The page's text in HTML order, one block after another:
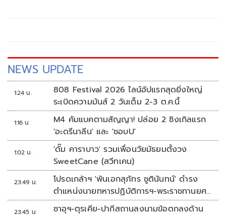
NEWS UPDATE
1:24 น.
808 Festival 2026 ไลน์อัปแรกสุดยิ่งใหญ่
ระเบิดความมันส์ 2 วันเต็ม 2-3 ต.ค.นี้
1:16 น.
M4 คัมแบคตามสัญญา! ปล่อย 2 ซิงเกิลแรก
'อะดรีนาลีน' และ 'ชอบU'
1:02 น.
'ดั๊ม คาราบาว' รวมเพื่อนวัยมัธยมตั้งวง
SweetCane (สวีทเคน)
23:49 น.
โปรดเกล้าฯ 'พันเอกสุภัทร ชูตินันทน์' ดำรง
ตำแหน่งนายทหารปฏิบัติการฯ-พระราชทานยศ
'พลตรี'
23:45 น.
ซาอุฯ-ตุรเคีย-ปากีสถานลงนามข้อตกลงด้าน